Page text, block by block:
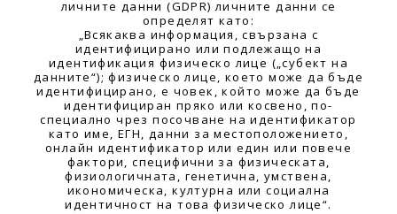
личните данни (GDPR) личните данни се
определят като:
„Всякаква информация, свързана с
идентифицирано или подлежащо на
идентификация физическо лице („субект на
данните“); физическо лице, което може да бъде
идентифицирано, е човек, който може да бъде
идентифициран пряко или косвено, по-
специално чрез посочване на идентификатор
като име, ЕГН, данни за местоположението,
онлайн идентификатор или един или повече
фактори, специфични за физическата,
физиологичната, генетична, умствена,
икономическа, културна или социална
идентичност на това физическо лице“.